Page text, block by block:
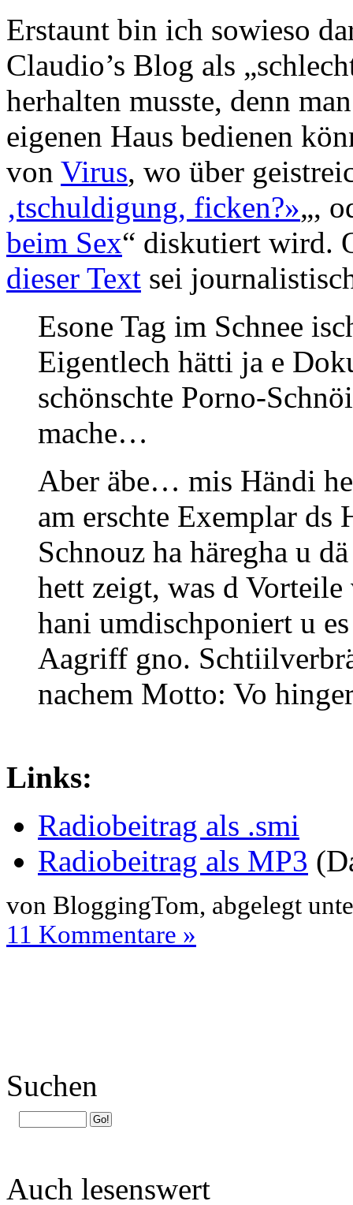
Erstaunt bin ich sowieso
Claudio’s Blog als
herhalten musste, denn
eigenen Haus bedienen
von Virus, wo über
‚tschuldigung, ficken?»„,
beim Sex“ diskutiert wird.
dieser Text sei
Esone Tag im Schnee
Eigentlech hätti ja e
schönschte Porno-
mache…
Aber äbe… mis Händi
am erschte Exemplar ds
Schnouz ha häregha u
hett zeigt, was d
hani umdischponiert u
Aagriff gno.
nachem Motto: Vo
Links:
Radiobeitrag als .smi
Radiobeitrag als MP3
von BloggingTom, abgelegt
11 Kommentare »
Suchen
Auch lesenswert